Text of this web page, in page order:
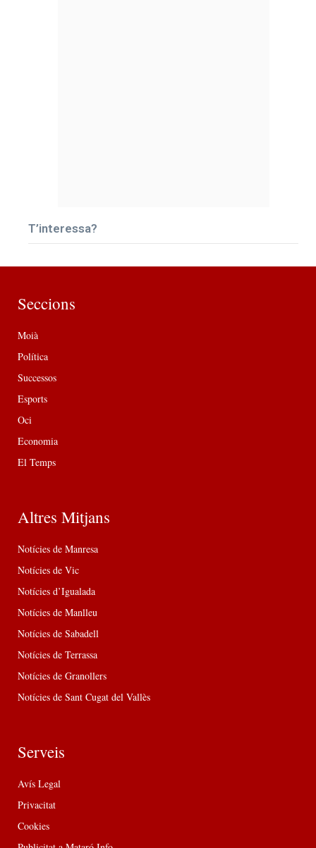
T’interessa?
Seccions
Moià
Política
Successos
Esports
Oci
Economia
El Temps
Altres Mitjans
Notícies de Manresa
Notícies de Vic
Notícies d’Igualada
Notícies de Manlleu
Notícies de Sabadell
Notícies de Terrassa
Notícies de Granollers
Notícies de Sant Cugat del Vallès
Serveis
Avís Legal
Privacitat
Cookies